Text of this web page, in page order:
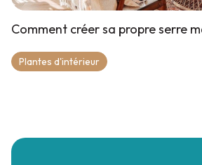
Comment créer sa propre serre
Plantes d'intérieur